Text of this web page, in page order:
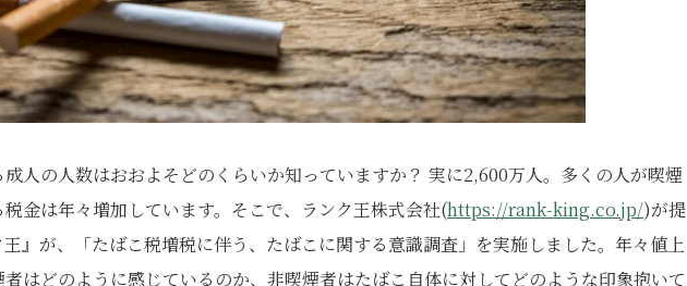
人の人数はおおよそどのくらいか知っていますか？ 実に2,600万人。多くの人が喫煙
金は年々増加しています。そこで、ランク王株式会社(https://rank-king.co.jp/)が提
』が、「たばこ税増税に伴う、たばこに関する意識調査」を実施しました。年々値上
はどのように感じているのか、非喫煙者はたばこ自体に対してどのような印象抱いて